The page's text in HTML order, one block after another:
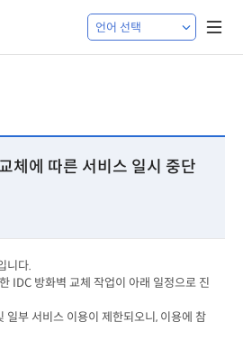
체에 따른 서비스 일시 중단
니다.
IDC 방화벽 교체 작업이 아래 일정으로 진
일부 서비스 이용이 제한되오니, 이용에 참